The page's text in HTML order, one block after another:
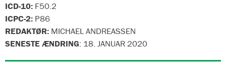
ICD-10: F50.2
ICPC-2: P86
REDAKTØR: MICHAEL ANDREASSEN
SENESTE ÆNDRING: 18. JANUAR 2020